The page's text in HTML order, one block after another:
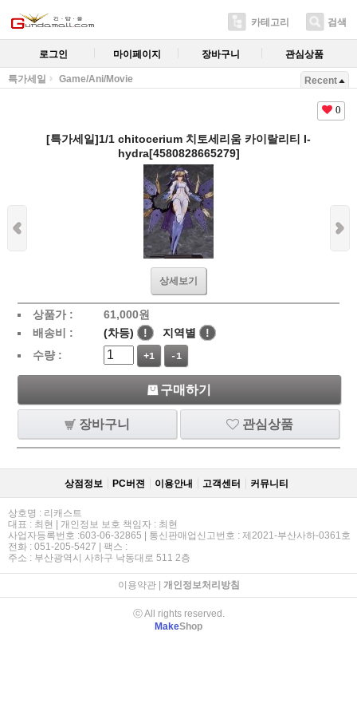
카테고리 검색
로그인 마이페이지 장바구니 관심상품
특가세일 Game/Ani/Movie Recent
0
[특가세일]1/1 chitocerium 치토세리움 카이랄리티 I-
hydra[4580828665279]
상세보기
상품가 : 61,000원
배송비 :
(차등) ! 지역별
!
수량 :
+1 -1
구매하기
장바구니 관심상품
상점정보 PC버젼 이용안내 고객센터 커뮤니티
상호명 : 리캐스트
대표 : 최현 | 개인정보 보호 책임자 : 최현
사업자등록번호 :603-06-32865 | 통신판매업신고번호 : 제2021-부산사하-0361호
전화 : 051-205-5427 | 팩스 :
주소 : 부산광역시 사하구 낙동대로 511 2층
이용약관| 개인정보처리방침
ⓒ All rights reserved.
MakeShop